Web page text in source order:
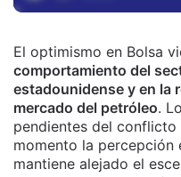
El optimismo en Bolsa
comportamiento del
estadounidense y en la
mercado del petróleo.
pendientes del
momento la percepción
mantiene alejado el